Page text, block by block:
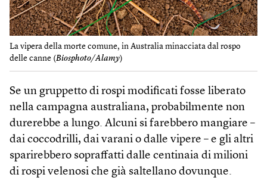
La vipera della morte comune, in Australia minacciata dal rospo
delle canne (Biosphoto/Alamy)
Se un gruppetto di rospi modificati fosse liberato
nella campagna australiana, probabilmente non
durerebbe a lungo. Alcuni si farebbero mangiare –
dai coccodrilli, dai varani o dalle vipere – e gli altri
sparirebbero sopraffatti dalle centinaia di milioni
di rospi velenosi che già saltellano dovunque.